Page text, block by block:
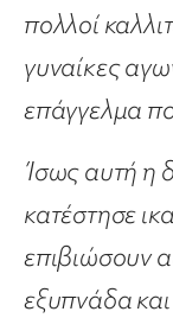
πολλοί
γυναίκες
επάγγελμα
Ίσως αυτή η
κατέστησε
επιβιώσουν
εξυπνάδα